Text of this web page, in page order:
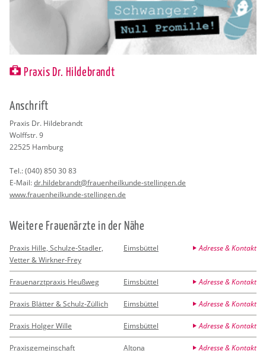
Praxis Dr. Hildebrandt
An­schrift
Pra­xis Dr. Hil­de­brandt
Wolffstr. 9
22525 Ham­burg
Tel.:(040) 850 30 83
E-Mail:dr.​hildebrandt@​fra​uenh​eilk​unde-​stellingen.​de
www.​fra​uenh​eilk​unde-​stellingen.​de
Wei­te­re Frau­en­ärz­te in der Nähe
Praxis Hille, Schulze-Stadler,
Vetter & Wirkner-Frey
Eimsbüttel Adresse & Kontakt
Frauenarztpraxis Heußweg Eimsbüttel Adresse & Kontakt
Praxis Blätter & Schulz-Züllich Eimsbüttel Adresse & Kontakt
Praxis Holger Wille Eimsbüttel Adresse & Kontakt
Praxisgemeinschaft
Altona Adresse & Kontakt